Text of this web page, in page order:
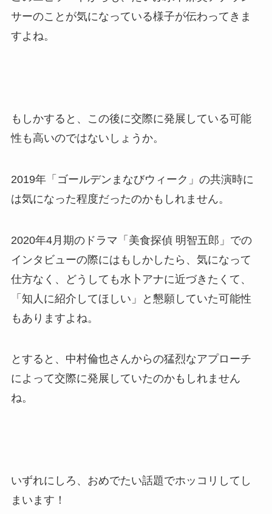
サーのことが気になっている様子が伝わってきま
すよね。
もしかすると、この後に交際に発展している可能
性も高いのではないしょうか。
2019年「ゴールデンまなびウィーク」の共演時に
は気になった程度だったのかもしれません。
2020年4月期のドラマ「美食探偵 明智五郎」での
インタビューの際にはもしかしたら、気になって
仕方なく、どうしても水卜アナに近づきたくて、
「知人に紹介してほしい」と懇願していた可能性
もありますよね。
とすると、中村倫也さんからの猛烈なアプローチ
によって交際に発展していたのかもしれません
ね。
いずれにしろ、おめでたい話題でホッコリしてし
まいます！